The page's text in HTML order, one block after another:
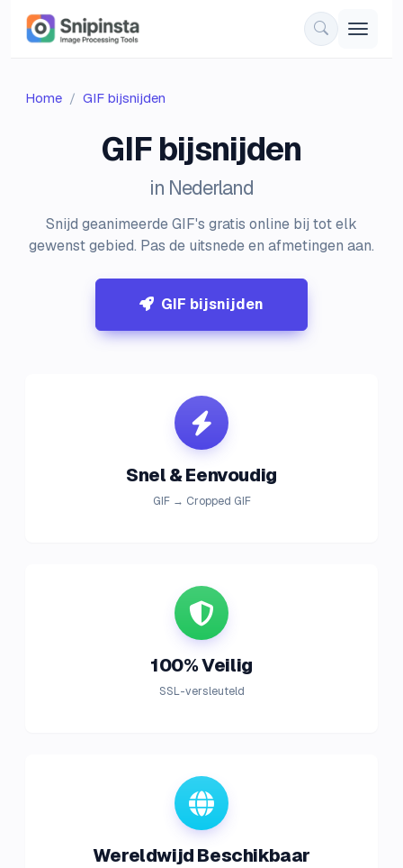
Home GIF bijsnijden
GIF bijsnijden
in Nederland
Snijd geanimeerde GIF's gratis online bij tot elk
gewenst gebied. Pas de uitsnede en afmetingen aan.
GIF bijsnijden
Snel & Eenvoudig
GIF → Cropped GIF
100% Veilig
SSL-versleuteld
Wereldwijd Beschikbaar